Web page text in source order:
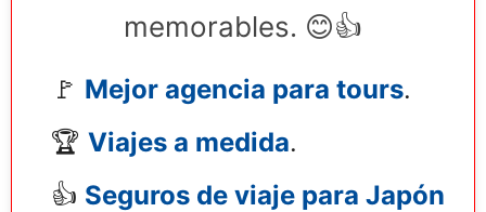
memorables. 😊👍
🚩 Mejor agencia para tours.
🏆 Viajes a medida.
👍 Seguros de viaje para Japón